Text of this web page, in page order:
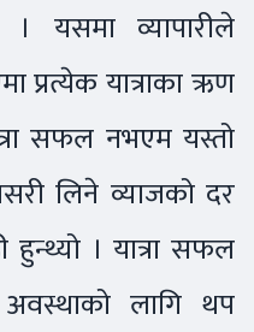
यसमा व्यापारीले
प्रत्येक यात्राका ऋण
सफल नभएम यस्तो
लिने व्याजको दर
हुन्थ्यो । यात्रा सफल
अवस्थाको लागि थप